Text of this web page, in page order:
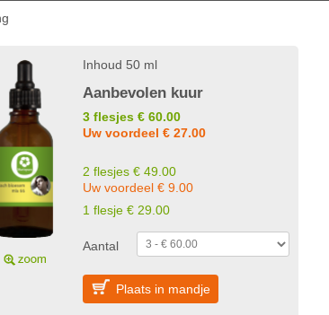
Inhoud 50 ml
Aanbevolen kuur
3 flesjes € 60.00
Uw voordeel € 27.00
2 flesjes € 49.00
Uw voordeel € 9.00
1 flesje € 29.00
Aantal
Plaats in mandje